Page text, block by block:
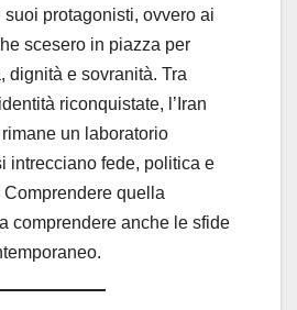
protagonisti, ovvero ai
scesero in piazza per
dignità e sovranità. Tra
riconquistate, l’Iran
un laboratorio
intrecciano fede, politica e
quella
comprendere anche le sfide